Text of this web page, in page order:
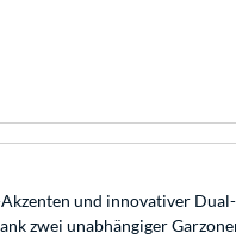
und innovativer
zwei unabhängiger